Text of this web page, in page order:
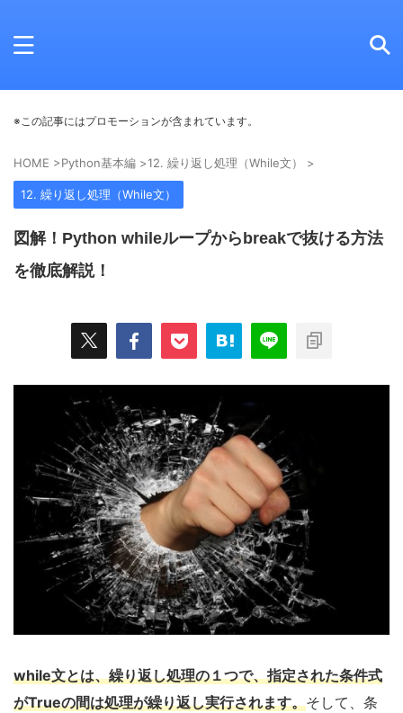
※この記事にはプロモーションが含まれています。
HOME >Python基本編 >12. 繰り返し処理（While文） >
12. 繰り返し処理（While文）
図解！Python whileループからbreakで抜ける方法
を徹底解説！
while文とは、繰り返し処理の１つで、指定された条件式
がTrueの間は処理が繰り返し実行されます。そして、条